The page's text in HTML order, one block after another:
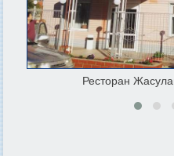
Ресторан